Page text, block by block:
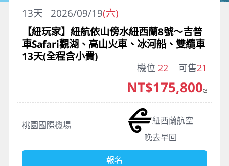
2026/09/19(六)
13天
【紐玩家】紐航依山傍水紐西蘭8號～吉普
車Safari觀湖、高山火車、冰河船、雙纜車
13天(全程含小費)
機位 22 可售21
桃園國際機場
紐西蘭航空
晚去早回
NT$175,800起
報名